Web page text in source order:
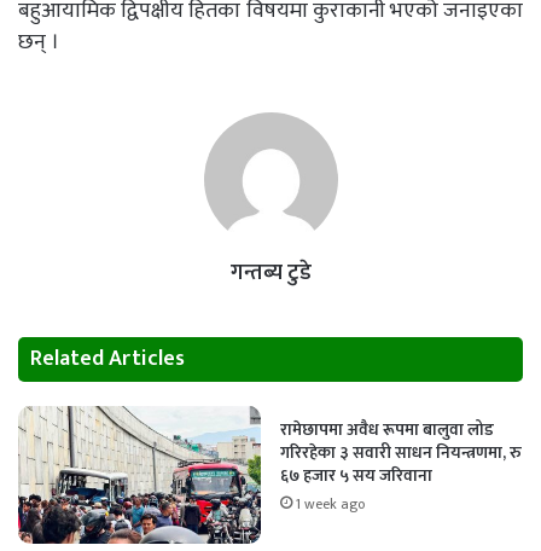
बहुआयामिक द्विपक्षीय हितका विषयमा कुराकानी भएको जनाइएका
छन् ।
गन्तब्य टुडे
Related Articles
रामेछापमा अवैध रूपमा बालुवा लोड
गरिरहेका ३ सवारी साधन नियन्त्रणमा, रु
६७ हजार ५ सय जरिवाना
1 week ago